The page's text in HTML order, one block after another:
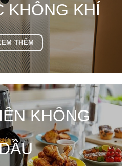
KHÔNG KHÍ
THÊM
KHÔNG